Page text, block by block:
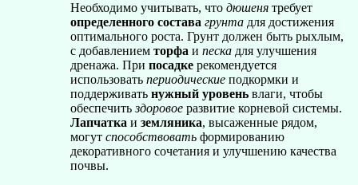
Необходимо учитывать, что дюшеня требует
определенного состава грунта для достижения
оптимального роста. Грунт должен быть рыхлым,
с добавлением торфа и песка для улучшения
дренажа. При посадке рекомендуется
использовать периодические подкормки и
поддерживать нужный уровень влаги, чтобы
обеспечитьздоровое развитие корневой системы.
Лапчатка и земляника, высаженные рядом,
могут способствовать формированию
декоративного сочетания и улучшению качества
почвы.